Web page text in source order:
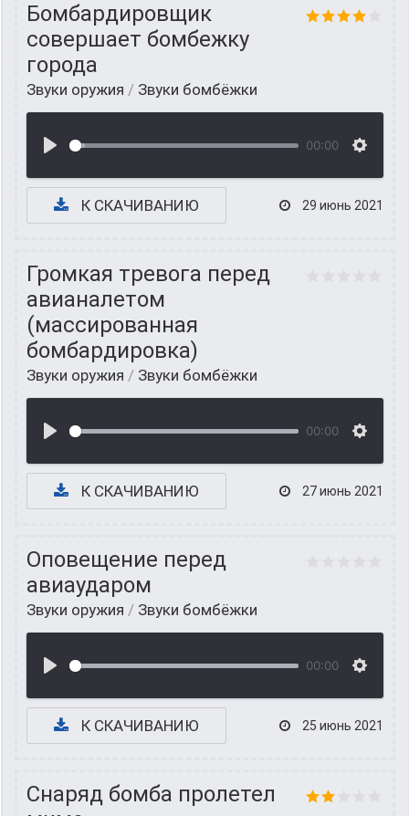
Бомбардировщик
совершает бомбежку
города
Звуки оружия / Звуки бомбёжки
00:00
К СКАЧИВАНИЮ 29 июнь 2021
Громкая тревога перед
авианалетом
(массированная
бомбардировка)
Звуки оружия / Звуки бомбёжки
00:00
К СКАЧИВАНИЮ 27 июнь 2021
Оповещение перед
авиаударом
Звуки оружия / Звуки бомбёжки
00:00
К СКАЧИВАНИЮ 25 июнь 2021
Снаряд бомба пролетел